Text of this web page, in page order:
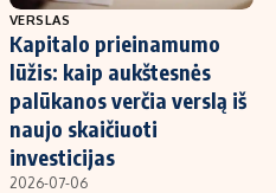
Redakcija
Apie mus
Redakcijos politika
Privatumo politika
Turinio žymėjimo taisyklės
VERSLAS
Kapitalo prieinamumo
lūžis: kaip aukštesnės
palūkanos verčia verslą iš
naujo skaičiuoti
investicijas
2026-07-06